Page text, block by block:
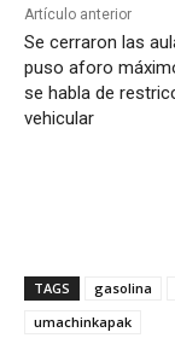
Artículo anterior
Se cerraron las
puso aforo
se habla de
vehicular
TAGS gasolina
umachinkapak